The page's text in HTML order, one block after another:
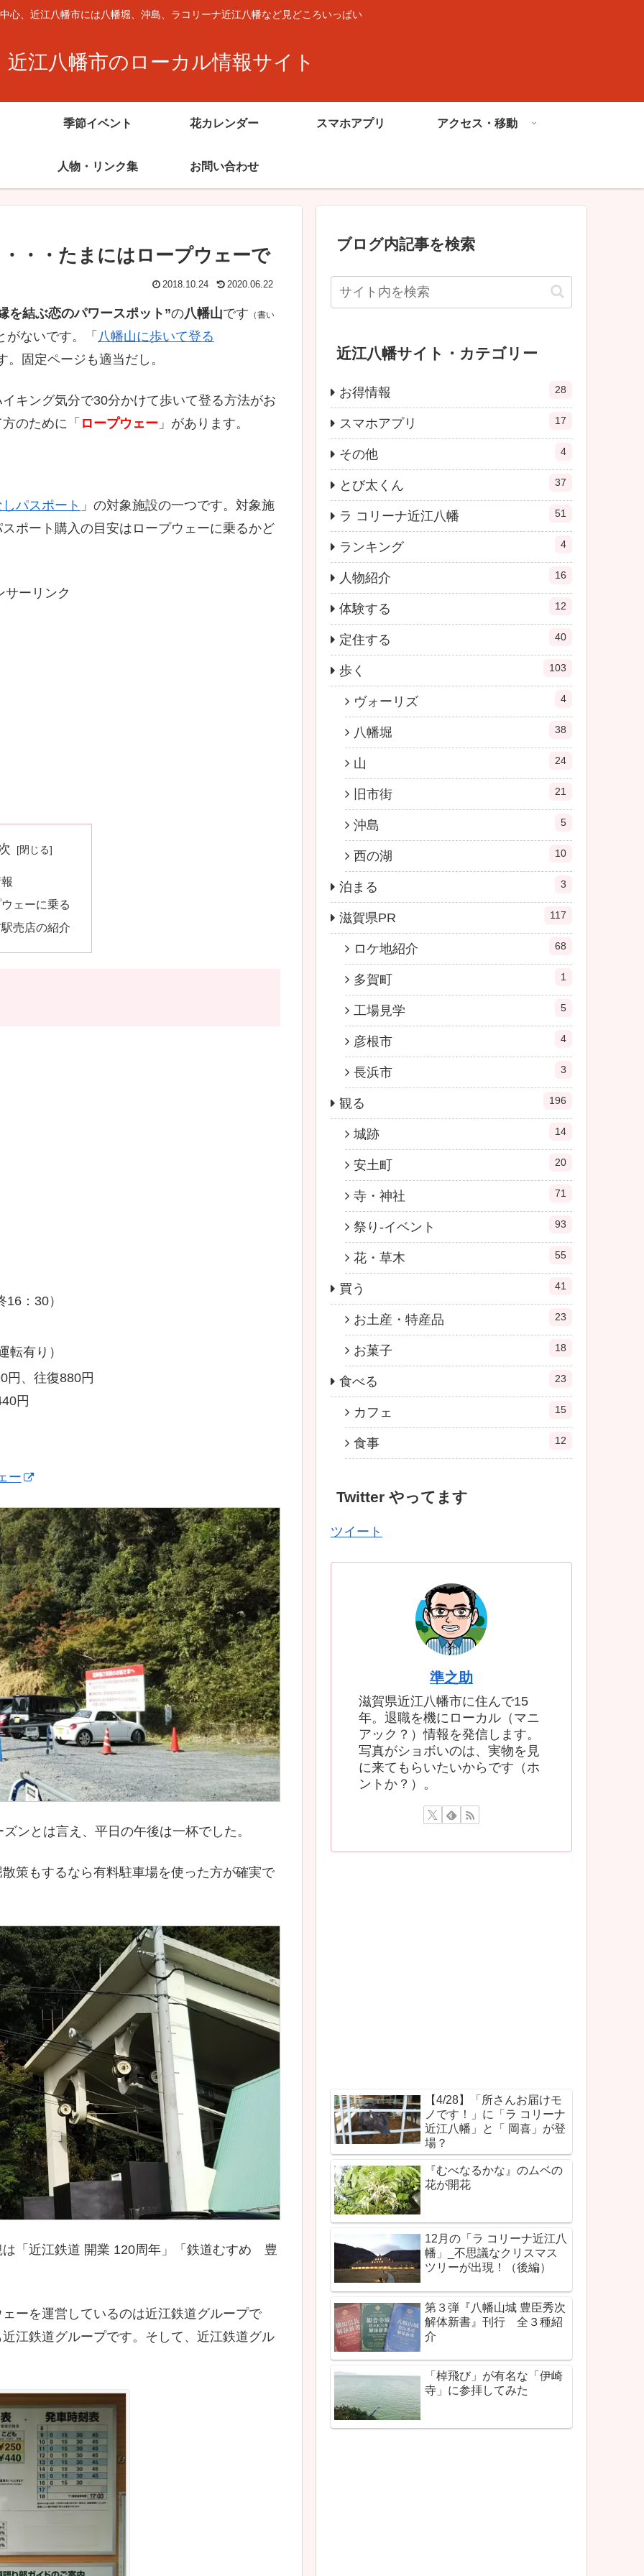
心、近江八幡市には八幡堀、沖島、ラコリーナ近江八幡など見どころいっぱい
近江八幡市のローカル情報サイト
季節イベント 花カレンダー スマホアプリ アクセス・移動
人物・リンク集 お問い合わせ
・・たまにはロープウェーで
2018.10.24 2020.06.22
を結ぶ恋のパワースポット”の八幡山です （書い
ないです。「 八幡山に歩いて登る
固定ページも適当だし。
キング気分で30分かけて歩いて登る方法がお
のために「 ロープウェー 」があります。
パスポート 」の対象施設の一つです。対象施
ポート購入の目安はロープウェーに乗るかど
サーリンク
ェーに乗る
売店の紹介
：30）
転有り）
円、往復880円
円
ー
ンとは言え、平日の午後は一杯でした。
策もするなら有料駐車場を使った方が確実で
「近江鉄道 開業 120周年」「鉄道むすめ 豊
ーを運営しているのは近江鉄道グループで
江鉄道グループです。そして、近江鉄道グル
ブログ内記事を検索
近江八幡サイト・カテゴリー
お得情報 28
スマホアプリ 17
その他 4
とび太くん 37
ラ コリーナ近江八幡 51
ランキング 4
人物紹介 16
体験する 12
定住する 40
歩く 103
ヴォーリズ 4
八幡堀 38
山 24
旧市街 21
沖島 5
西の湖 10
泊まる 3
滋賀県PR 117
ロケ地紹介 68
多賀町 1
工場見学 5
彦根市 4
長浜市 3
観る 196
城跡 14
安土町 20
寺・神社 71
祭り-イベント 93
花・草木 55
買う 41
お土産・特産品 23
お菓子 18
食べる 23
カフェ 15
食事 12
Twitter やってます
ツイート
準之助
滋賀県近江八幡市に住んで15
年。退職を機にローカル（マニ
アック？）情報を発信します。
写真がショボいのは、実物を見
に来てもらいたいからです（ホ
ントか？）。
【4/28】「所さんお届けモ
ノです！」に「ラ コリーナ
近江八幡」と「 岡喜」が登
場？
『むべなるかな』のムベの
花が開花
12月の「ラ コリーナ近江八
幡」_不思議なクリスマス
ツリーが出現！（後編）
第３弾『八幡山城 豊臣秀次
解体新書』刊行 全３種紹
介
「棹飛び」が有名な「伊崎
寺」に参拝してみた